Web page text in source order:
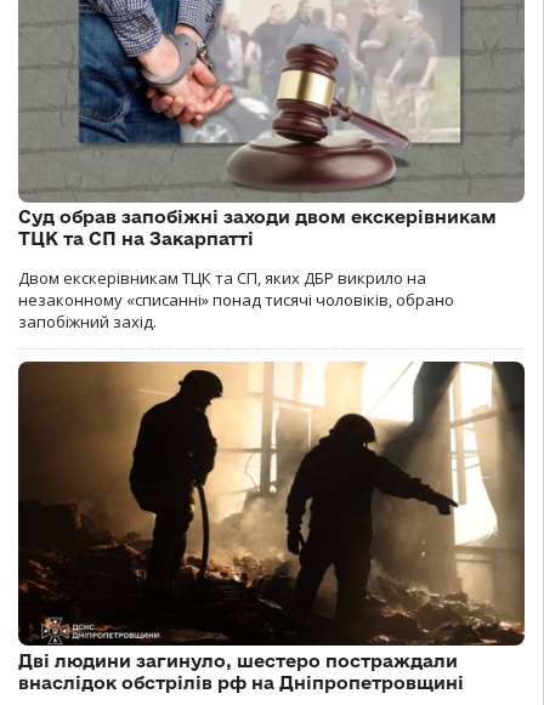
Суд обрав запобіжні заходи двом екскерівникам
ТЦК та СП на Закарпатті
Двом екскерівникам ТЦК та СП, яких ДБР викрило на
незаконному «списанні» понад тисячі чоловіків, обрано
запобіжний захід.
Дві людини загинуло, шестеро постраждали
внаслідок обстрілів рф на Дніпропетровщині